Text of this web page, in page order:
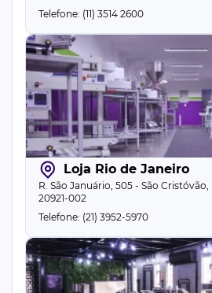
Telefone: (11) 3514 2600
Loja Rio de Janeiro
R. São Januário, 505 - São
20921-002
Telefone: (21) 3952-5970